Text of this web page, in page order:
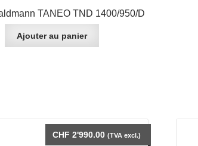
TANEO TND 1400/950/D
Ajouter au panier
CHF 2'990.00 (TVA excl.)